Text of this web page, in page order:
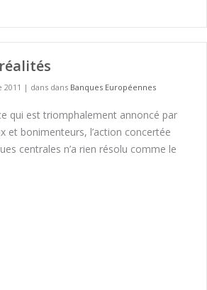
| dans dans Banques Européennes
qui est triomphalement annoncé par
et bonimenteurs, l’action concertée
centrales n’a rien résolu comme le